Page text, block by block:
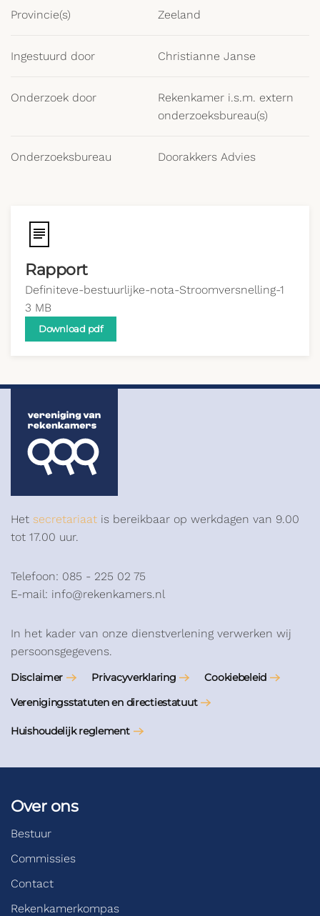
Provincie(s) Zeeland
Ingestuurd door Christianne Janse
Onderzoek door
Rekenkamer i.s.m. extern
onderzoeksbureau(s)
Onderzoeksbureau Doorakkers Advies
Rapport
Definiteve-bestuurlijke-nota-Stroomversnelling-1
3 MB
Download pdf
Het secretariaat is bereikbaar op werkdagen van 9.00
tot 17.00 uur.
Telefoon: 085 - 225 02 75
E-mail: info@rekenkamers.nl
In het kader van onze dienstverlening verwerken wij
persoonsgegevens.
Disclaimer Privacyverklaring
Cookiebeleid
Verenigingsstatuten en directiestatuut
Huishoudelijk reglement
Over ons
Bestuur
Commissies
Contact
Rekenkamerkompas